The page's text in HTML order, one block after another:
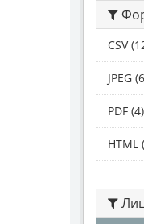
CSV
JPEG
PDF (4)
HTML